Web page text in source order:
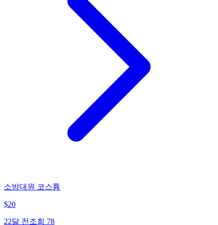
소방대원 코스튬
$20
22달 전 조회 78